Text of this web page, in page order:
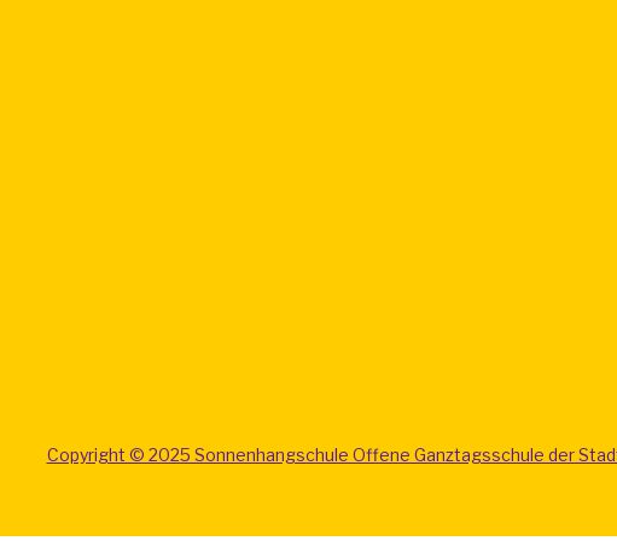
Copyright © 2025 Sonnenhangschule Offene Ganztagsschule der